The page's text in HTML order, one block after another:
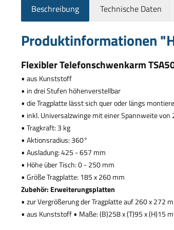
Beschreibung Technische Daten
Produktinformationen
Flexibler Telefonschwenkarm
• aus Kunststoff
• in drei Stufen höhenverstellbar
• die Tragplatte lässt sich quer oder längs
• inkl. Universalzwinge mit einer Spannweite von
• Tragkraft: 3 kg
• Aktionsradius: 360°
• Ausladung: 425 - 657 mm
• Höheüber Tisch: 0 - 250 mm
• Größe Tragplatte: 185 x 260 mm
Zubehör: Erweiterungsplatten
• zur Vergrößerung der Tragplatte auf 260 x 272
• aus Kunststoff• Maße: (B)258 x (T)95 x (H)15